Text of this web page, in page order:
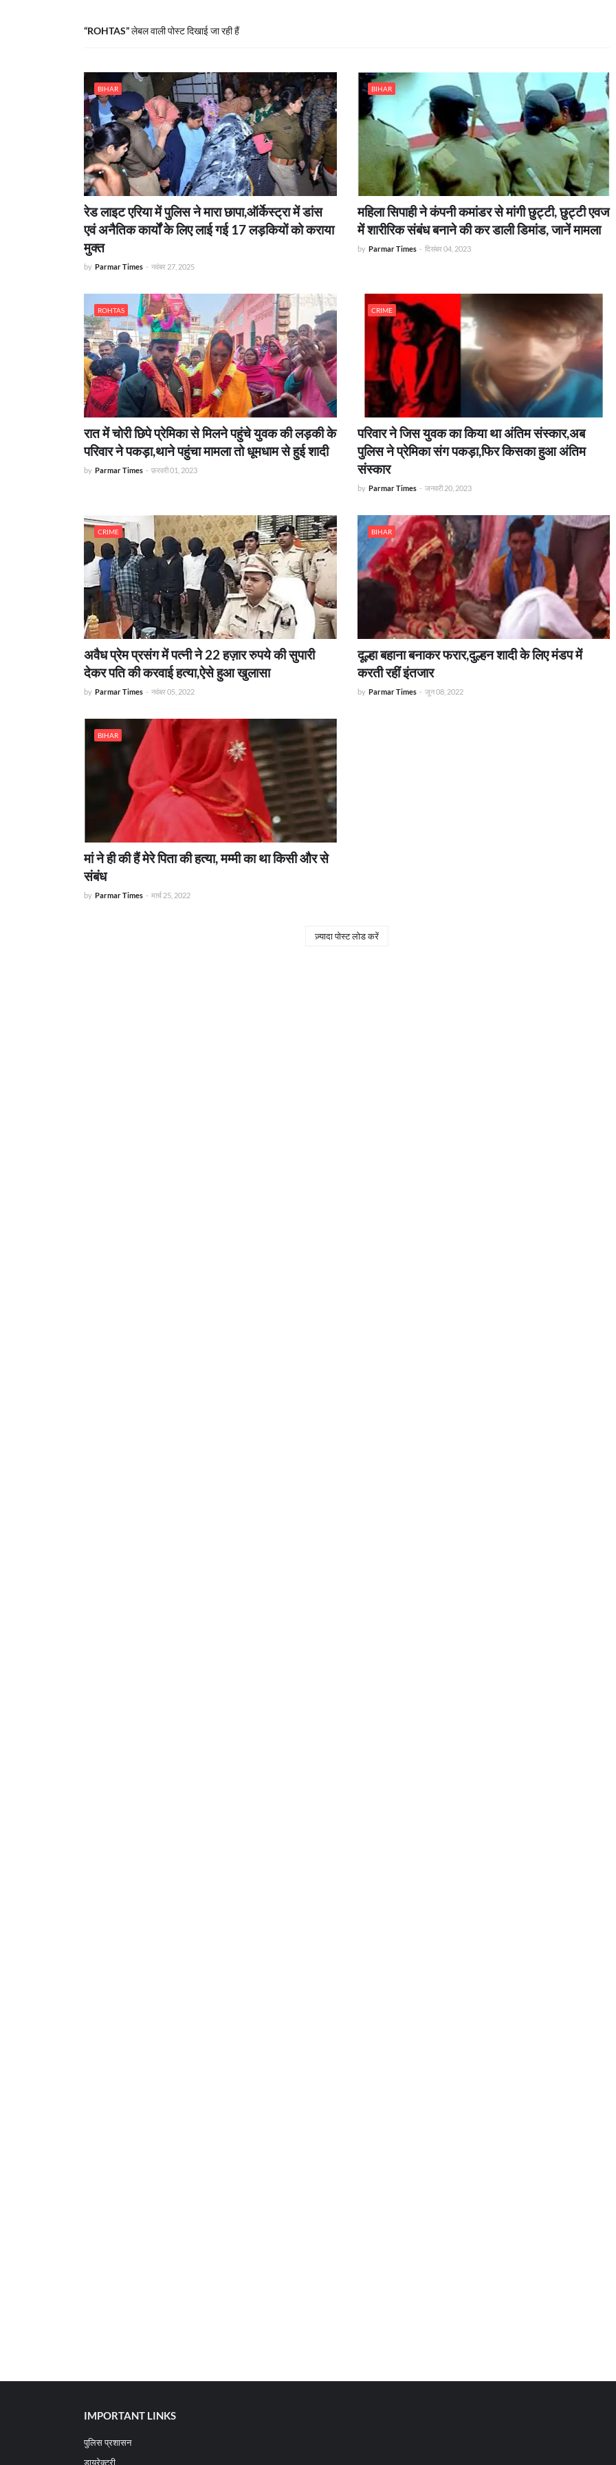
ROHTAS लेबल वाली पोस्ट दिखाई जा रही हैं
BIHAR
रेड लाइट एरिया में पुलिस ने मारा छापा,ऑर्केस्ट्रा में डांस
एवं अनैतिक कार्यों के लिए लाई गई 17 लड़कियों को कराया
मुक्त
by Parmar Times - नवंबर 27, 2025
BIHAR
महिला सिपाही ने कंपनी कमांडर से मांगी छुट्टी, छुट्टी एवज
में शारीरिक संबंध बनाने की कर डाली डिमांड, जानें मामला
by Parmar Times - दिसंबर 04, 2023
ROHTAS
रात में चोरी छिपे प्रेमिका से मिलने पहुंचे युवक की लड़की के
परिवार ने पकड़ा,थाने पहुंचा मामला तो धूमधाम से हुई शादी
by Parmar Times - फ़रवरी 01, 2023
CRIME
परिवार ने जिस युवक का किया था अंतिम संस्कार,अब
पुलिस ने प्रेमिका संग पकड़ा,फिर किसका हुआ अंतिम
संस्कार
by Parmar Times - जनवरी 20, 2023
CRIME
अवैध प्रेम प्रसंग में पत्नी ने 22 हज़ार रुपये की सुपारी
देकर पति की करवाई हत्या,ऐसे हुआ खुलासा
by Parmar Times - नवंबर 05, 2022
BIHAR
दूल्हा बहाना बनाकर फरार,दुल्हन शादी के लिए मंडप में
करती रहीं इंतजार
by Parmar Times - जून 08, 2022
BIHAR
मां ने ही की हैं मेरे पिता की हत्या, मम्मी का था किसी और से
संबंध
by Parmar Times - मार्च 25, 2022
ज़्यादा पोस्ट लोड करें
IMPORTANT LINKS
पुलिस प्रशासन
डायरेक्टरी